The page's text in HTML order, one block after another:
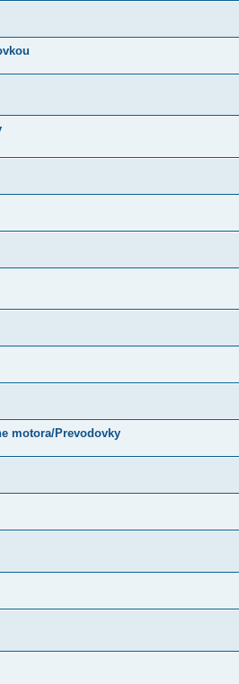
motora/Prevodovky